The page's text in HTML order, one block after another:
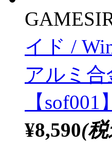
イド /
アルミ合
【sof001】
¥8,590(